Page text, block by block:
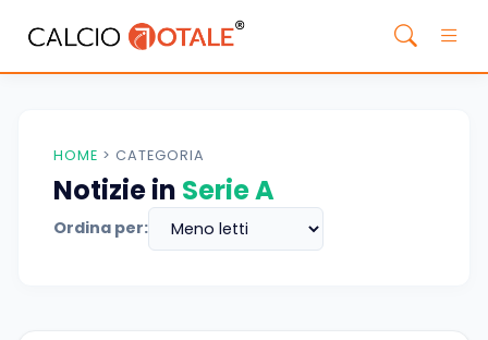
HOME > CATEGORIA
Notizie in Serie A
Ordina per: